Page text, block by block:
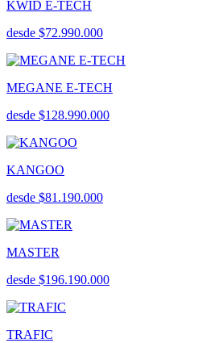
KWID E-TECH
desde $72.990.000
MEGANE E-TECH
desde $128.990.000
KANGOO
desde $81.190.000
MASTER
desde $196.190.000
TRAFIC